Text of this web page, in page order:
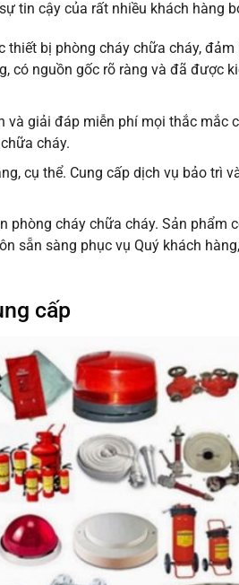
tin cậy của rất nhiều khách hàng
bị phòng cháy chữa cháy,
có nguồn gốc rõ ràng và đã được
giải đáp miễn phí mọi thắc mắc
cháy.
cụ thể. Cung cấp dịch vụ bảo trì
phòng cháy chữa cháy. Sản phẩm
sẵn sàng phục vụ Quý khách
cấp